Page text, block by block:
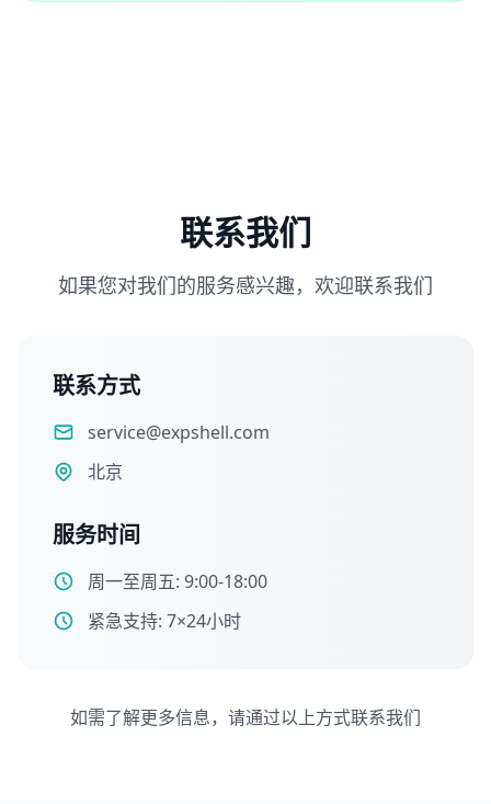
联系我们
如果您对我们的服务感兴趣，欢迎联系我们
联系方式
service@expshell.com
北京
服务时间
周一至周五: 9:00-18:00
紧急支持: 7×24小时
如需了解更多信息，请通过以上方式联系我们